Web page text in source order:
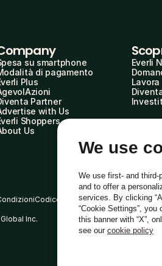
su smartphone
di pagamento
Plus
Partner
with Us
Shoppers
Us
Everli
Codice Etico
Inc.
We use
We use first- and
and to offer a
services. By clicking
“Cookie Settings”,
this banner with “X”,
see our cookie policy